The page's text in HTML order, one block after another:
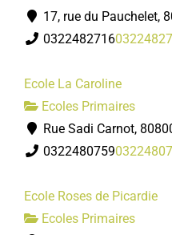
17, rue du Pauchelet,
0322482716
Ecole La Caroline
Ecoles Primaires
Rue Sadi Carnot,
0322480759
Ecole Roses de Picardie
Ecoles Primaires